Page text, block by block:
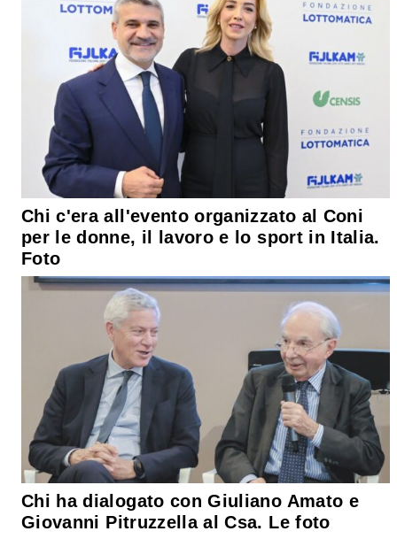
Chi c'era all'evento organizzato al Coni
per le donne, il lavoro e lo sport in Italia.
Foto
Chi ha dialogato con Giuliano Amato e
Giovanni Pitruzzella al Csa. Le foto